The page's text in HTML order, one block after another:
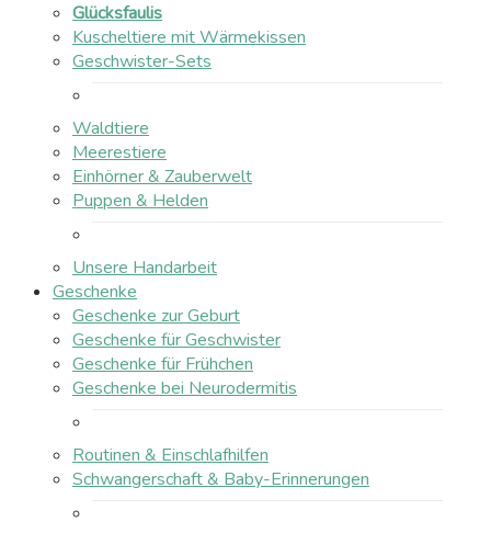
Glücksfaulis
Kuscheltiere mit Wärmekissen
Geschwister-Sets
Waldtiere
Meerestiere
Einhörner & Zauberwelt
Puppen & Helden
Unsere Handarbeit
Geschenke
Geschenke zur Geburt
Geschenke für Geschwister
Geschenke für Frühchen
Geschenke bei Neurodermitis
Routinen & Einschlafhilfen
Schwangerschaft & Baby-Erinnerungen